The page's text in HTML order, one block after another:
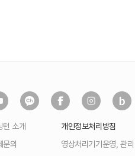
턴 소개
문의
개인정보처리방침
영상처리기기운영, 관